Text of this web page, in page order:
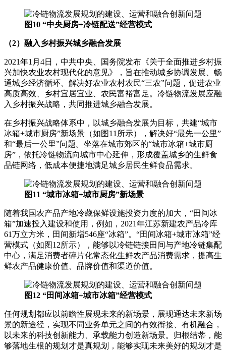
图10 “中央厨房+冷链配送”经营模式
（2）融入乡村振兴城乡融合发展
2021年1月4日，中共中央、国务院发布《关于全面推进乡村振
兴加快农业农村现代化的意见》，旨在推动城乡协调发展、畅
通城乡经济循环、解决好农业农村农民“三农”问题，促进农业
高质高效、乡村宜居宜业、农民富裕富足。冷链物流发展应融
入乡村振兴战略，共同推进城乡融合发展。
在乡村振兴战略体系中，以城乡融合发展为目标，共建“城市
冰箱+城市厨房”新场景（如图11所示），解决好“最先一公里”
和“最后一公里”问题。坐落在城市郊区的“城市冰箱+城市厨
房”，依托冷链物流向城市中心延伸，形成覆盖城乡的生鲜食
品链网络，低成本便捷地满足城乡居民生鲜食品需求。
图11 “城市冰箱+城市厨房”新场景
随着我国农产品产地冷藏保鲜设施投资力度的加大，“田间冰
箱”加速投入建设和使用，例如，2021年江苏新建农产品冷库
61万立方米，田间新增546座“冰箱”。“田间冰箱+城市冰箱”经
营模式（如图12所示），能够以冷链链接田间与产地冷链集配
中心，满足消费者碎片化常态化生鲜农产品消费需求，提高生
鲜农产品健康价值、品牌价值和渠道价值。
图12 “田间冰箱+城市冰箱”经营模式
任何规划都应以前瞻性展现未来的新场景，展现通达未来新场
景的新途径，实现不同业务单元之间的有效衔接、有机融合，
以未来的科技创新能力、承载能力创造新场景。归根结蒂，能
够落地生根的规划才是真规划，能够实现未来美好的规划才是